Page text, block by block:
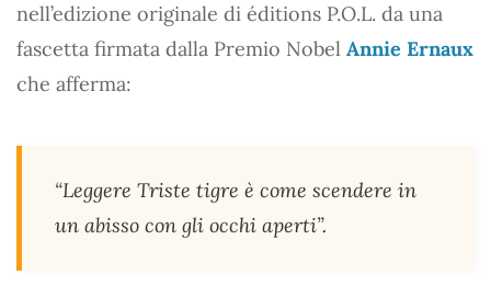
nell’edizione originale di éditions P.O.L. da una
fascetta firmata dalla Premio Nobel Annie Ernaux
che afferma:
“Leggere Triste tigre è come scendere in
un abisso con gli occhi aperti”.